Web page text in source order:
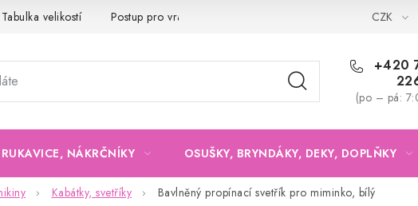
Tabulka velikostí Postup pro vrácení a výměnu CZK
+420
(po – pá:
NÁKRČNÍKY OSUŠKY, BRYNDÁKY, DEKY, DOPLŇKY
Kabátky, svetříky Bavlněný propínací svetřík pro miminko, bílý